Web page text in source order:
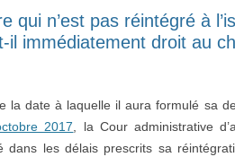
qui n’est pas réintégré à
il immédiatement droit au
la date à laquelle il aura formulé sa
2017 , la Cour administrative
dans les délais prescrits sa